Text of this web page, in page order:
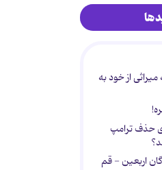
| چه میراثی از خود به
حذف ترامپ
اربعین - قم